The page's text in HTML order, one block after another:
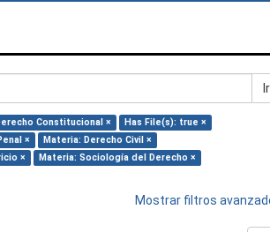
Ir
Constitucional ×
Has File(s): true ×
×
Materia: Derecho Civil ×
×
Materia: Sociología del Derecho ×
Mostrar filtros